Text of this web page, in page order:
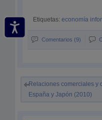
Etiquetas: economía
Comentarios (9)
Relaciones comerciales y
España y Japón (2010)